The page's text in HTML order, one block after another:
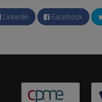
Linkedin Facebook